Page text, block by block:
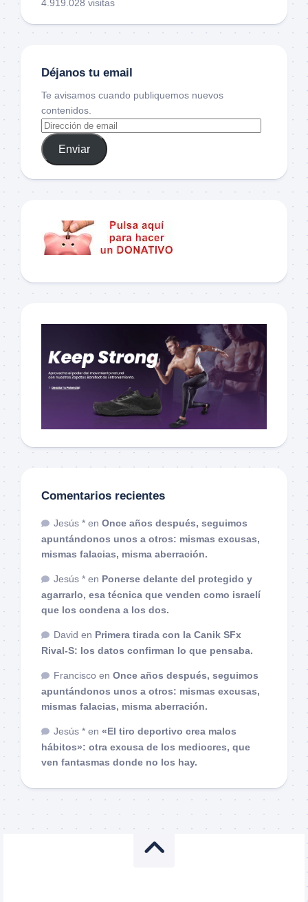
4.919.028 visitas
Déjanos tu email
Te avisamos cuando publiquemos nuevos
contenidos.
Enviar
Comentarios recientes
Jesús * en Once años después, seguimos
apuntándonos unos a otros: mismas excusas,
mismas falacias, misma aberración.
Jesús * en Ponerse delante del protegido y
agarrarlo, esa técnica que venden como israelí
que los condena a los dos.
David en Primera tirada con la Canik SFx
Rival-S: los datos confirman lo que pensaba.
Francisco en Once años después, seguimos
apuntándonos unos a otros: mismas excusas,
mismas falacias, misma aberración.
Jesús * en «El tiro deportivo crea malos
hábitos»: otra excusa de los mediocres, que
ven fantasmas donde no los hay.